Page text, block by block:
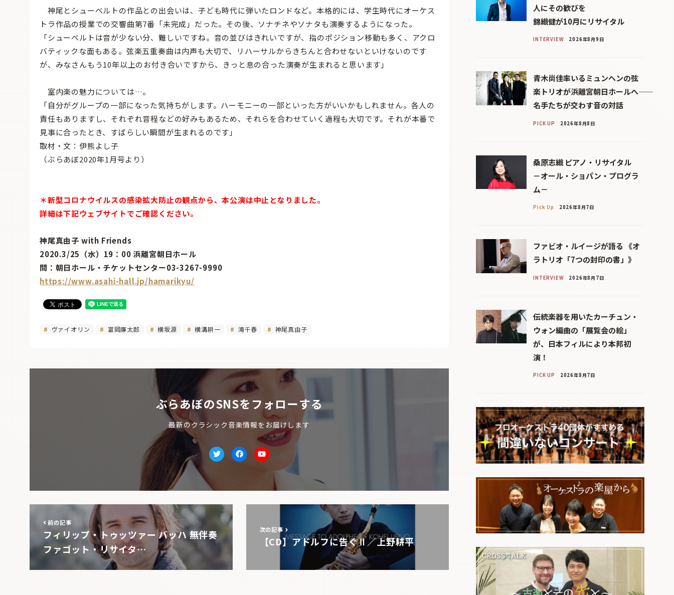
神尾とシューベルトの作品との出会いは、子ども時代に弾いたロンドなど。本格的には、学生時代にオーケス
トラ作品の授業での交響曲第7番「未完成」だった。その後、ソナチネやソナタも演奏するようになった。
「シューベルトは音が少ない分、難しいですね。音の並びはきれいですが、指のポジション移動も多く、アクロ
バティックな面もある。弦楽五重奏曲は内声も大切で、リハーサルからきちんと合わせないといけないのです
が、みなさんもう10年以上のお付き合いですから、きっと息の合った演奏が生まれると思います」
室内楽の魅力については…。
「自分がグループの一部になった気持ちがします。ハーモニーの一部といった方がいいかもしれません。各人の
責任もありますし、それぞれ音程などの好みもあるため、それらを合わせていく過程も大切です。それが本番で
見事に合ったとき、すばらしい瞬間が生まれるのです」
取材・文：伊熊よし子
（ぶらあぼ2020年1月号より）
＊新型コロナウイルスの感染拡大防止の観点から、本公演は中止となりました。
詳細は下記ウェブサイトでご確認ください。
神尾真由子 with Friends
2020.3/25（水）19：00 浜離宮朝日ホール
問：朝日ホール・チケットセンター03-3267-9990
https://www.asahi-hall.jp/hamarikyu/
ヴァイオリン 富岡廉太郎 横坂源 横溝耕一 滝千春 神尾真由子
ぶらあぼのSNSをフォローする
最新のクラシック音楽情報をお届けします
TwitterfacebookYoutube
前の記事
フィリップ・トゥッツァー バッハ 無伴奏
ファゴット・リサイタ…
次の記事
【CD】アドルフに告ぐⅡ／上野耕平
人にその歓びを
錦織健が10月にリサイタル
INTERVIEW 2026年8月9日
青木尚佳率いるミュンヘンの弦
楽トリオが浜離宮朝日ホールへ――
名手たちが交わす音の対話
PICK UP 2026年8月8日
桑原志織 ピアノ・リサイタル
－オール・ショパン・プログラ
ム－
Pick Up 2026年8月7日
ファビオ・ルイージが語る 《オ
ラトリオ「7つの封印の書」》
INTERVIEW 2026年8月7日
伝統楽器を用いたカーチュン・
ウォン編曲の「展覧会の絵」
が、日本フィルにより本邦初
演！
PICK UP 2026年8月7日